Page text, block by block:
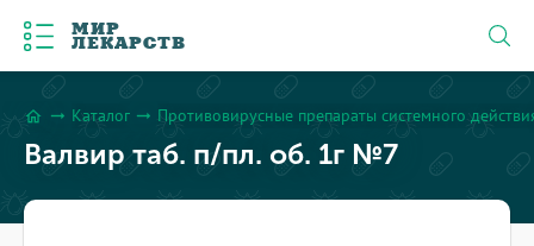
МИР
ЛЕКАРСТВ
home arrow_right_alt Каталог arrow_right_alt Противовирусные препараты системного
Валвир таб. п/пл. об. 1г №7